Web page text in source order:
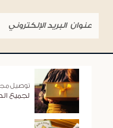
توصيل
لجميع